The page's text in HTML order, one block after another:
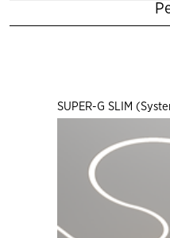
SUPER-G SLIM